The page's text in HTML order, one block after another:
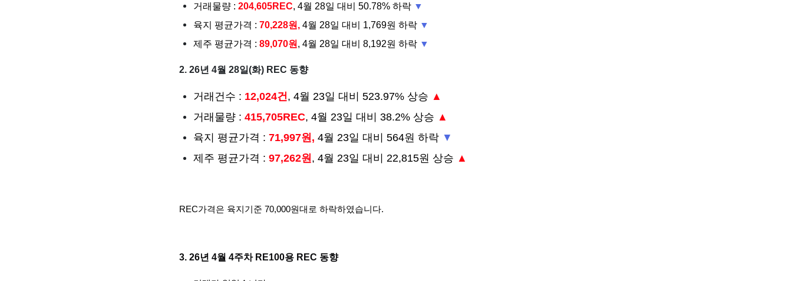
거래물량 : 204,605REC, 4월 28일 대비 50.78% 하락 ▼
육지 평균가격 : 70,228원, 4월 28일 대비 1,769원 하락 ▼
제주 평균가격 : 89,070원 , 4월 28일 대비 8,192원 하락 ▼
2. 26년 4월 28일(화) REC 동향
거래건수 : 12,024건, 4월 23일 대비 523.97% 상승 ▲
거래물량 : 415,705REC, 4월 23일 대비 38.2% 상승 ▲
육지 평균가격 : 71,997원, 4월 23일 대비 564원 하락 ▼
제주 평균가격 : 97,262원, 4월 23일 대비 22,815원 상승 ▲
REC가격은 육지기준 70,000원대로 하락하였습니다.
3. 26년 4월 4주차 RE100용 REC 동향